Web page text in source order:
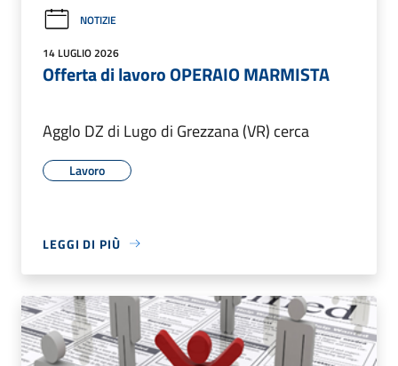
NOTIZIE
14 LUGLIO 2026
Offerta di lavoro OPERAIO MARMISTA
Agglo DZ di Lugo di Grezzana (VR) cerca
Lavoro
LEGGI DI PIÙ